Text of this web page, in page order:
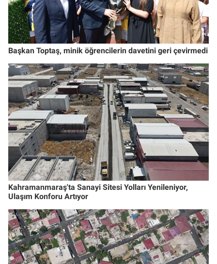
Başkan Toptaş, minik öğrencilerin davetini geri çevirmedi
Kahramanmaraş'ta Sanayi Sitesi Yolları Yenileniyor,
Ulaşım Konforu Artıyor